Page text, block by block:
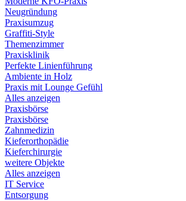
Neugründung
Praxisumzug
Graffiti-Style
Themenzimmer
Praxisklinik
Perfekte Linienführung
Ambiente in Holz
Praxis mit Lounge Gefühl
Alles anzeigen
Praxisbörse
Praxisbörse
Zahnmedizin
Kieferorthopädie
Kieferchirurgie
weitere Objekte
Alles anzeigen
IT Service
Entsorgung